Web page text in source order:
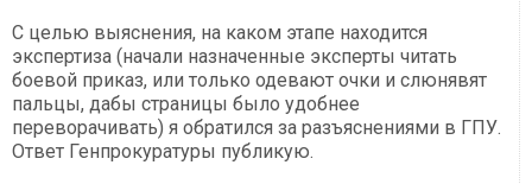
С целью выяснения, на каком этапе находится
экспертиза (начали назначенные эксперты читать
боевой приказ, или только одевают очки и слюнявят
пальцы, дабы страницы было удобнее
переворачивать) я обратился за разъяснениями в ГПУ.
Ответ Генпрокуратуры публикую.